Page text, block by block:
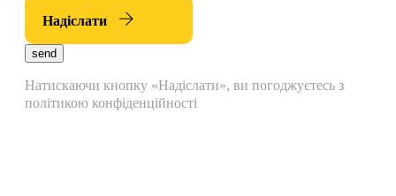
Надіслати
send
Натискаючи кнопку «Надіслати», ви погоджуєтесь з
політикою конфіденційності